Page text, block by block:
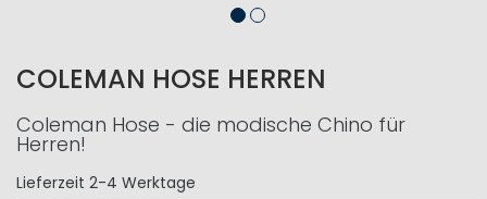
COLEMAN HOSE HERREN
Coleman Hose - die modische Chino für
Herren!
Lieferzeit 2-4 Werktage